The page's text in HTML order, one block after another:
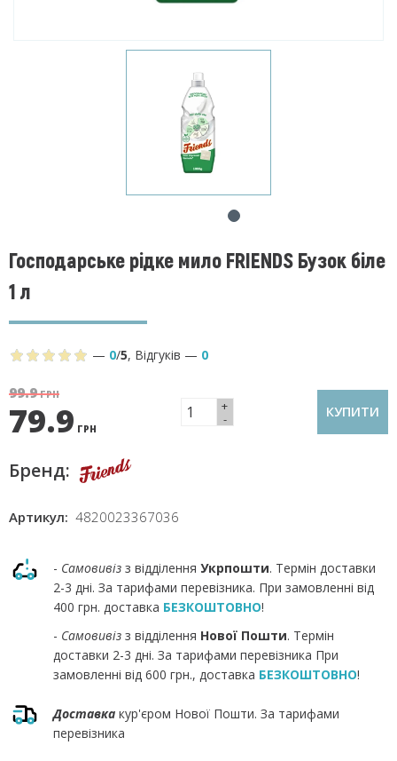
Господарське рідке мило FRIENDS Бузок біле
1 л
— 0/5, Відгуків — 0
99.9ГРН
79.9 ГРН
+
-
КУПИТИ
Бренд:
Артикул: 4820023367036
- Самовивіз з відділення Укрпошти. Термін доставки
2-3 дні. За тарифами перевізника. При замовленні від
400 грн. доставка БЕЗКОШТОВНО!
- Самовивіз з відділення Нової Пошти. Термін
доставки 2-3 дні. За тарифами перевізника При
замовленні від 600 грн., доставка БЕЗКОШТОВНО!
Доставка кур'єром Нової Пошти. За тарифами
перевізника